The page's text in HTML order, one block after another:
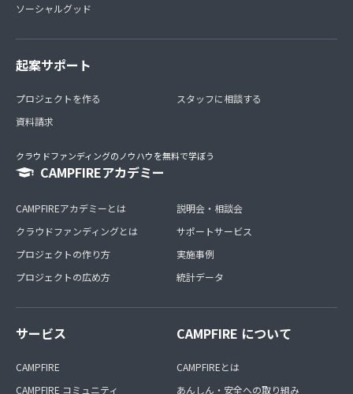
ソーシャルグッド
起案サポート
プロジェクトを作る
資料請求
スタッフに相談する
クラウドファンディングのノウハウを無料で学ぼう
CAMPFIREアカデミー
CAMPFIREアカデミーとは
クラウドファンディングとは
プロジェクトの作り方
プロジェクトの広め方
説明会・相談会
サポートサービス
実施事例
統計データ
サービス
CAMPFIRE
CAMPFIRE コミュニティ
CAMPFIRE について
CAMPFIREとは
あんしん・安全への取り組み